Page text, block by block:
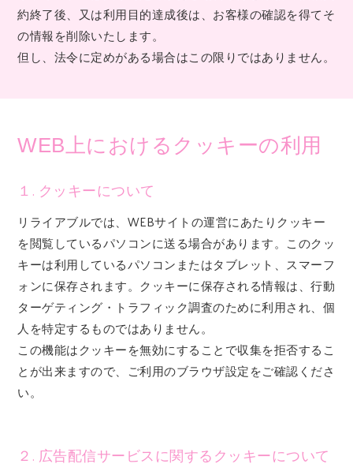
約終了後、又は利用目的達成後は、お客様の確認を得てそ
の情報を削除いたします。
但し、法令に定めがある場合はこの限りではありません。
WEB上におけるクッキーの利用
１. クッキーについて
リライアブルでは、WEBサイトの運営にあたりクッキー
を閲覧しているパソコンに送る場合があります。このクッ
キーは利用しているパソコンまたはタブレット、スマーフ
ォンに保存されます。クッキーに保存される情報は、行動
ターゲティング・トラフィック調査のために利用され、個
人を特定するものではありません。
この機能はクッキーを無効にすることで収集を拒否するこ
とが出来ますので、ご利用のブラウザ設定をご確認くださ
い。
２. 広告配信サービスに関するクッキーについて